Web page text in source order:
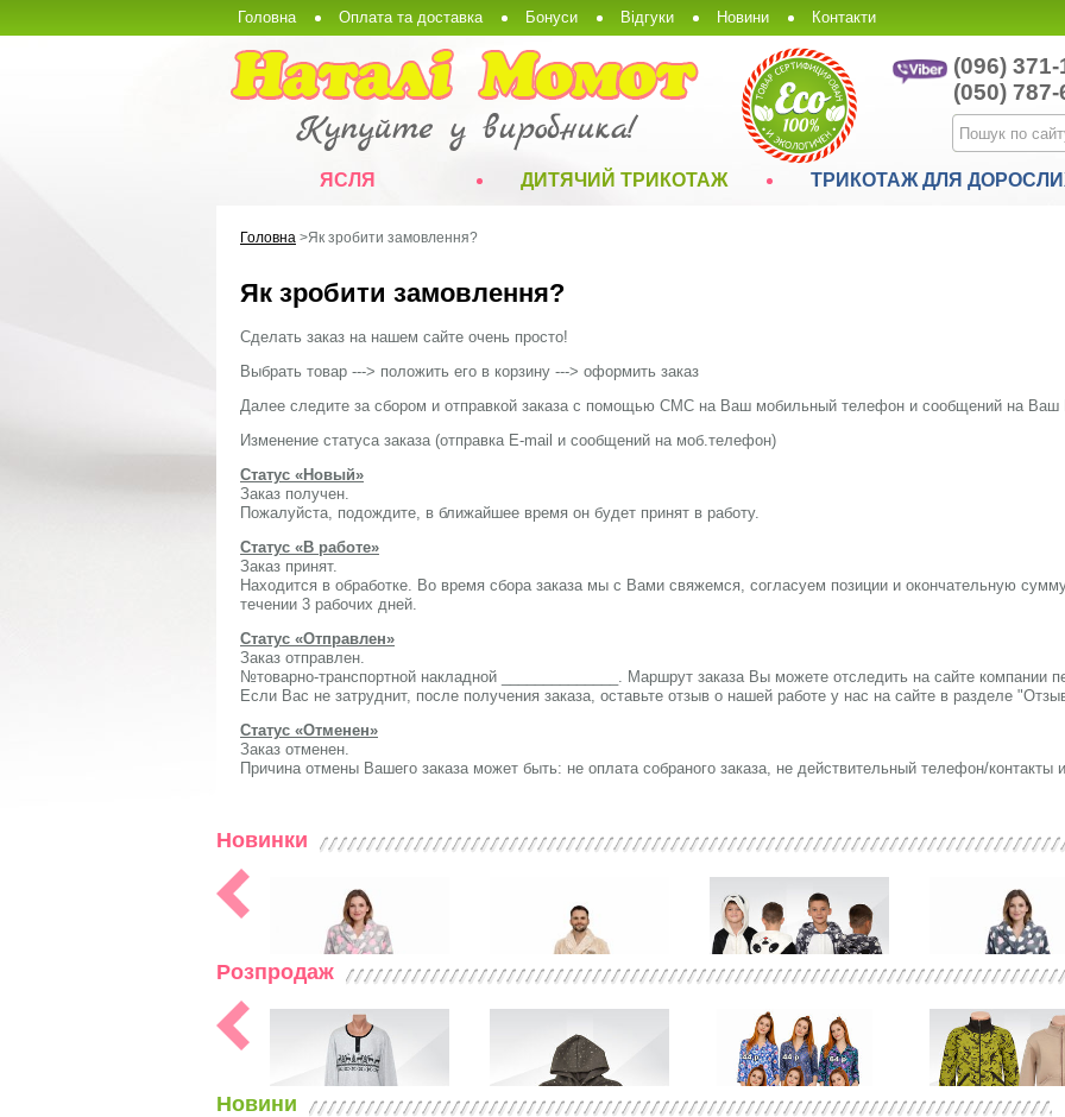
Головна Оплата та доставка Бонуси Відгуки Новини Контакти
(096) 371-
(050) 787-
ЯСЛЯ ДИТЯЧИЙ ТРИКОТАЖ ТРИКОТАЖ ДЛЯ
Головна >Як зробити замовлення?
Як зробити замовлення?
Сделать заказ на нашем сайте очень просто!
Выбрать товар ---> положить его в корзину ---> оформить заказ
Далее следите за сбором и отправкой заказа с помощью СМС на Ваш мобильный телефон и сообщений на Ваш
Изменение статуса заказа (отправка E-mail и сообщений на моб.телефон)
Статус «Новый»
Заказ получен.
Пожалуйста, подождите, в ближайшее время он будет принят в работу.
Статус «В работе»
Заказ принят.
Находится в обработке. Во время сбора заказа мы с Вами свяжемся, согласуем позиции и окончательную
течении 3 рабочих дней.
Статус «Отправлен»
Заказ отправлен.
№товарно-транспортной накладной ______________. Маршрут заказа Вы можете отследить на сайте компании
Если Вас не затруднит, после получения заказа, оставьте отзыв о нашей работе у нас на сайте в разделе
Статус «Отменен»
Заказ отменен.
Причина отмены Вашего заказа может быть: не оплата собраного заказа, не действительный телефон/контакты
Новинки
Розпродаж
Новини